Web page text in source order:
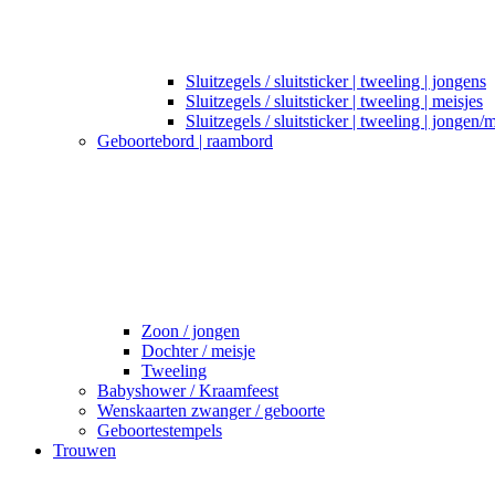
Sluitzegels / sluitsticker | tweeling | jongens
Sluitzegels / sluitsticker | tweeling | meisjes
Sluitzegels / sluitsticker | tweeling | jongen/
Geboortebord | raambord
Zoon / jongen
Dochter / meisje
Tweeling
Babyshower / Kraamfeest
Wenskaarten zwanger / geboorte
Geboortestempels
Trouwen